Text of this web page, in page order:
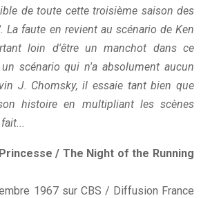
de toute cette troisième saison des
La faute en revient au scénario de Ken
loin d'être un manchot dans ce
scénario qui n'a absolument aucun
J. Chomsky, il essaie tant bien que
histoire en multipliant les scènes
/ The Night of the Running
1967 sur CBS / Diffusion France